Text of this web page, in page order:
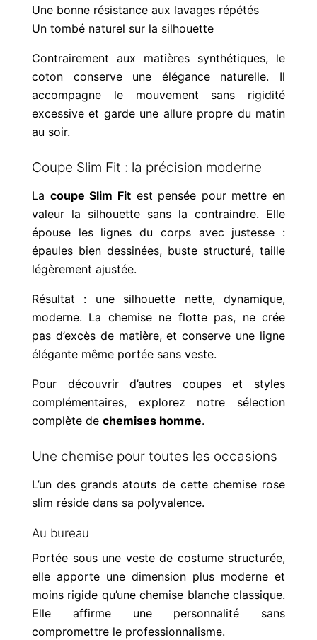
Une bonne résistance aux lavages répétés
Un tombé naturel sur la silhouette
Contrairement aux matières synthétiques, le
coton conserve une élégance naturelle. Il
accompagne le mouvement sans rigidité
excessive et garde une allure propre du matin
au soir.
Coupe Slim Fit : la précision moderne
La coupe Slim Fitest pensée pour mettre en
valeur la silhouette sans la contraindre. Elle
épouse les lignes du corps avec justesse :
épaules bien dessinées, buste structuré, taille
légèrement ajustée.
Résultat : une silhouette nette, dynamique,
moderne. La chemise ne flotte pas, ne crée
pas d’excès de matière, et conserve une ligne
élégante même portée sans veste.
Pour découvrir d’autres coupes et styles
complémentaires, explorez notre sélection
complète de chemises homme.
Une chemise pour toutes les occasions
L’un des grands atouts de cette chemise rose
slim réside dans sa polyvalence.
Au bureau
Portée sous une veste de costume structurée,
elle apporte une dimension plus moderne et
moins rigide qu’une chemise blanche classique.
Elle affirme une personnalité sans
compromettre le professionnalisme.